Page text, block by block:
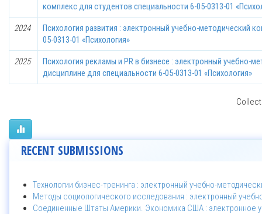
комплекс для студентов специальности 6-05-0313-01
2024
Психология развития : электронный учебно-методический
05-0313-01 «Психология»
2025
Психология рекламы и PR в бизнесе : электронный учебно-
дисциплине для специальности 6-05-0313-01 «Психология»
RECENT SUBMISSIONS
Технологии бизнес-тренинга : электронный учебно-
Методы социологического исследования : электронный
Соединенные Штаты Америки. Экономика США : электронное